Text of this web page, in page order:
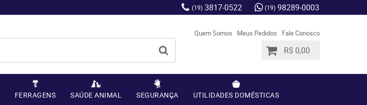
(19) 3817-0522 (19) 98289-0003
Quem Somos Meus Pedidos Fale Conosco
R$ 0,00
FERRAGENS SAÚDE ANIMAL SEGURANÇA UTILIDADES DOMÉSTICAS